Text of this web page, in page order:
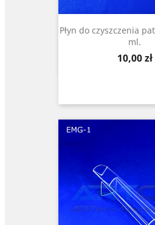
Płyn do czyszczenia
ml.
Cena
10,00 zł